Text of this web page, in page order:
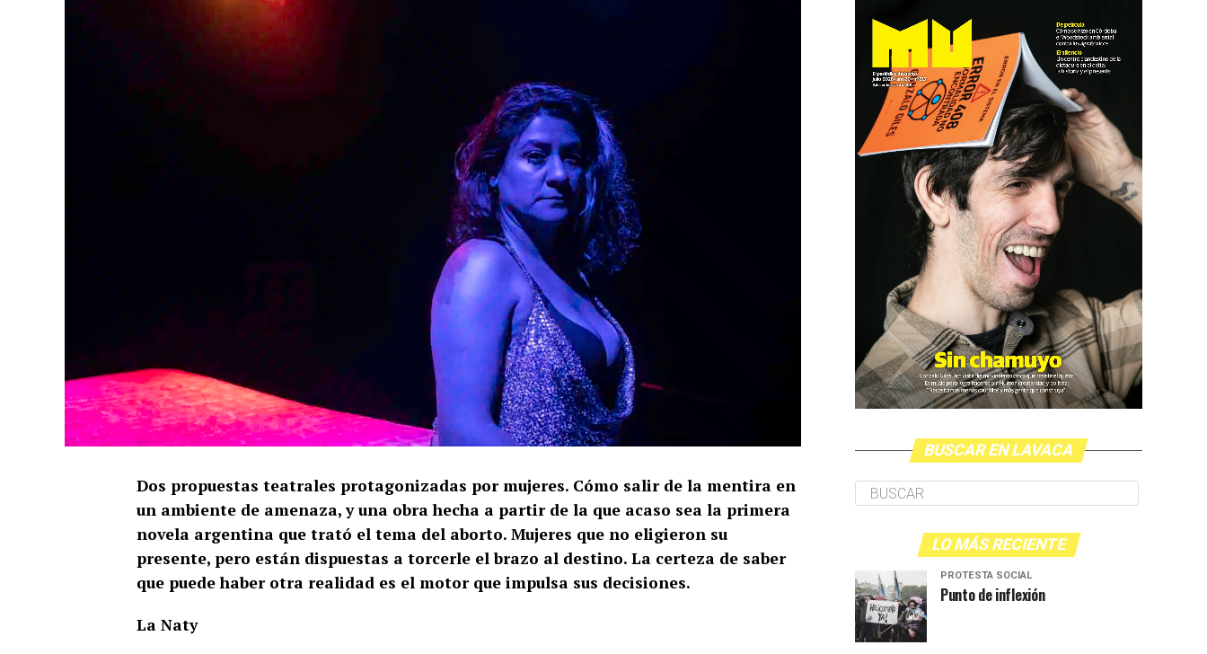
Dos propuestas teatrales protagonizadas por mujeres. Cómo salir de la mentira en
un ambiente de amenaza, y una obra hecha a partir de la que acaso sea la primera
novela argentina que trató el tema del aborto. Mujeres que no eligieron su
presente, pero están dispuestas a torcerle el brazo al destino. La certeza de saber
que puede haber otra realidad es el motor que impulsa sus decisiones.
La Naty
BUSCAR EN LAVACA
LO MÁS RECIENTE
PROTESTA SOCIAL
Punto de inflexión